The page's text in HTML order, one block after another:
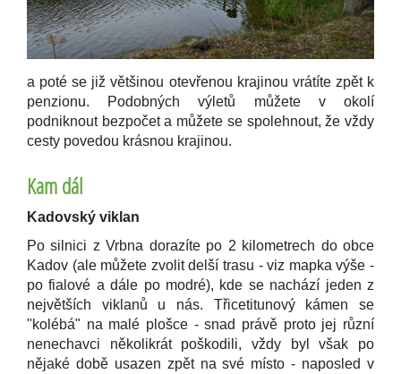
a poté se již většinou otevřenou krajinou vrátíte zpět k
penzionu. Podobných výletů můžete v okolí
podniknout bezpočet a můžete se spolehnout, že vždy
cesty povedou krásnou krajinou.
Kam dál
Kadovský viklan
Po silnici z Vrbna dorazíte po 2 kilometrech do obce
Kadov (ale můžete zvolit delší trasu - viz mapka výše -
po fialové a dále po modré), kde se nachází jeden z
největších viklanů u nás. Třicetitunový kámen se
"kolébá" na malé plošce - snad právě proto jej různí
nenechavci několikrát poškodili, vždy byl však po
nějaké době usazen zpět na své místo - naposled v